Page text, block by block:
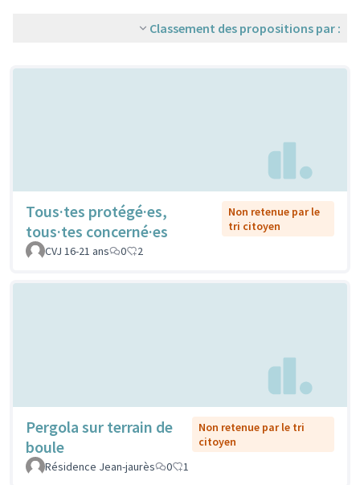
Classement des propositions par :
Tous·tes protégé·es,
tous·tes concerné·es
Non retenue par le
tri citoyen
CVJ 16-21 ans
0 2
Pergola sur terrain de
boule
Non retenue par le tri
citoyen
Résidence Jean-jaurès
0 1